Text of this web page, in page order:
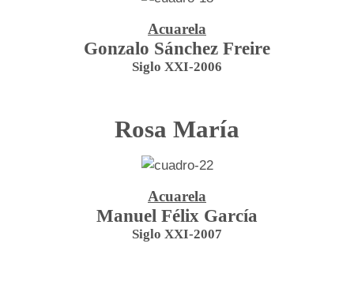
Acuarela
Gonzalo Sánchez Freire
Siglo XXI-2006
Rosa María
Acuarela
Manuel Félix García
Siglo XXI-2007